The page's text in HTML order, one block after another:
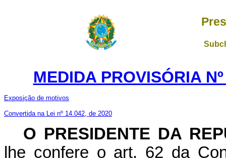
MEDIDA PROVISÓRIA
Exposição de motivos
Convertida na Lei nº 14.042, de 2020
O PRESIDENTE DA
lhe confere o art. 62 da